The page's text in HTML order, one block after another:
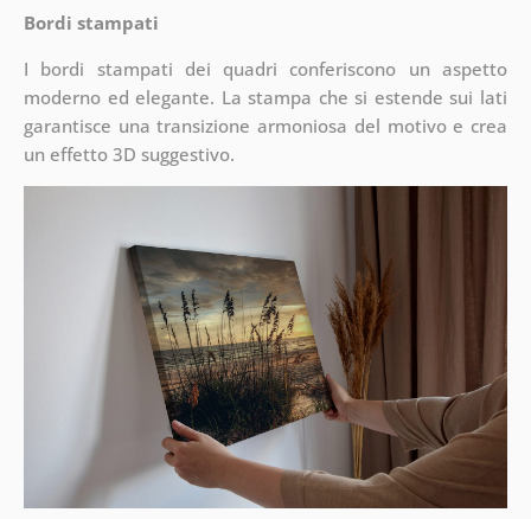
Bordi stampati
I bordi stampati dei quadri conferiscono un aspetto
moderno ed elegante. La stampa che si estende sui lati
garantisce una transizione armoniosa del motivo e crea
un effetto 3D suggestivo.